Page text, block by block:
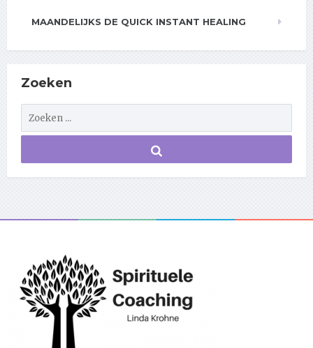
MAANDELIJKS DE QUICK INSTANT HEALING
Zoeken